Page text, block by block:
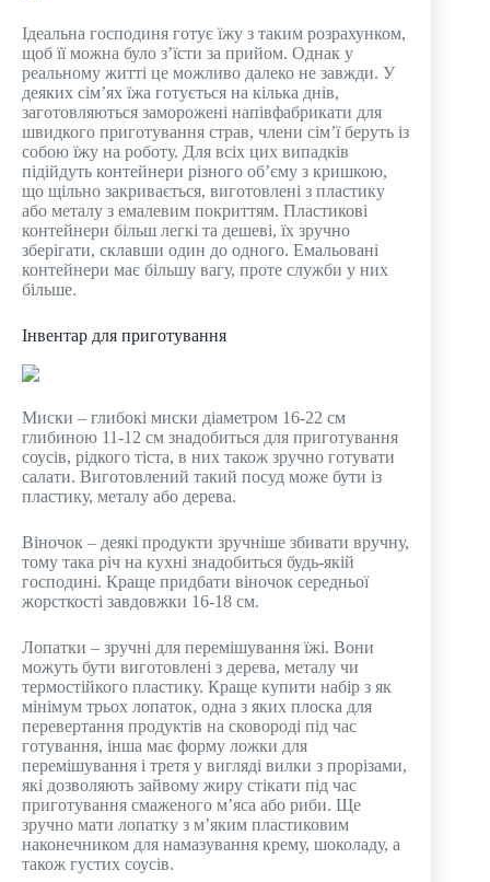
Ідеальна господиня готує їжу з таким розрахунком,
щоб її можна було з’їсти за прийом. Однак у
реальному житті це можливо далеко не завжди. У
деяких сім’ях їжа готується на кілька днів,
заготовляються заморожені напівфабрикати для
швидкого приготування страв, члени сім’ї беруть із
собою їжу на роботу. Для всіх цих випадків
підійдуть контейнери різного об’єму з кришкою,
що щільно закривається, виготовлені з пластику
або металу з емалевим покриттям. Пластикові
контейнери більш легкі та дешеві, їх зручно
зберігати, склавши один до одного. Емальовані
контейнери має більшу вагу, проте служби у них
більше.
Інвентар для приготування
Миски – глибокі миски діаметром 16-22 см
глибиною 11-12 см знадобиться для приготування
соусів, рідкого тіста, в них також зручно готувати
салати. Виготовлений такий посуд може бути із
пластику, металу або дерева.
Віночок – деякі продукти зручніше збивати вручну,
тому така річ на кухні знадобиться будь-якій
господині. Краще придбати віночок середньої
жорсткості завдовжки 16-18 см.
Лопатки – зручні для перемішування їжі. Вони
можуть бути виготовлені з дерева, металу чи
термостійкого пластику. Краще купити набір з як
мінімум трьох лопаток, одна з яких плоска для
перевертання продуктів на сковороді під час
готування, інша має форму ложки для
перемішування і третя у вигляді вилки з прорізами,
які дозволяють зайвому жиру стікати під час
приготування смаженого м’яса або риби. Ще
зручно мати лопатку з м’яким пластиковим
наконечником для намазування крему, шоколаду, а
також густих соусів.